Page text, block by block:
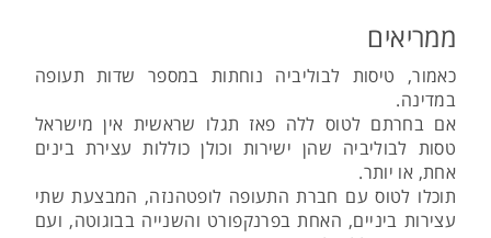
ממריאים
כאמור, טיסות לבוליביה נוחתות במספר שדות תעופה
במדינה.
אם בחרתם לטוס ללה פאז תגלו שראשית אין מישראל
טסות לבוליביה שהן ישירות וכולן כוללות עצירת בינים
אחת, או יותר.
תוכלו לטוס עם חברת התעופה לופטהנזה, המבצעת שתי
עצירות ביניים, האחת בפרנקפורט והשנייה בבוגוטה, ועם